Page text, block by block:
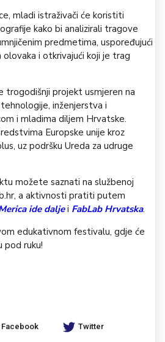
mladi istraživači će koristiti
kako bi analizirali tragove
predmetima, uspoređujući
i otkrivajući koji je trag
trogodišnji projekt usmjeren na
inženjerstva i
i mladima diljem Hrvatske.
Europske unije kroz
uz podršku Ureda za udruge
možete saznati na službenoj
a aktivnosti pratiti putem
ide daljei FabLab Hrvatska.
edukativnom festivalu, gdje će
pod ruku!
Facebook Twitter